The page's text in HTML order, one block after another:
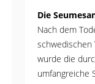
Die
Nach dem
schwedischen
wurde die
umfangreiche